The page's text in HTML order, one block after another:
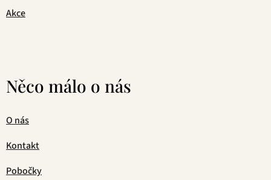
Akce
Něco málo o nás
O nás
Kontakt
Pobočky